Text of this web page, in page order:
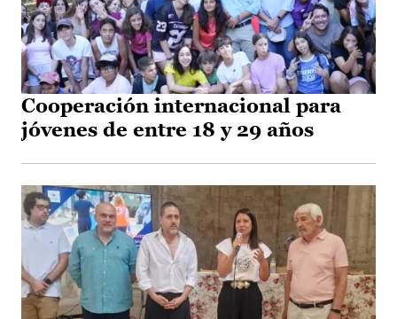
Cooperación internacional para
jóvenes de entre 18 y 29 años